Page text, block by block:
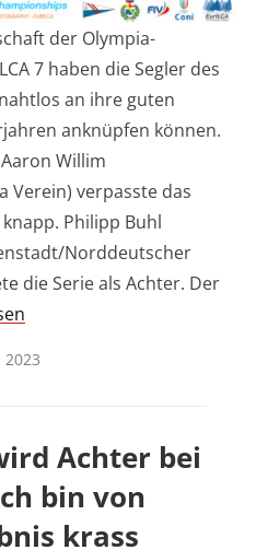
der Olympia-
7 haben die Segler des
an ihre guten
anknüpfen können.
Willim
Verein) verpasste das
Philipp Buhl
Norddeutscher
die Serie als Achter. Der
2023
Achter bei
bin von
krass